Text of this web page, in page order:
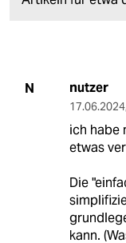
N nutzer
17.06.2024,
ich habe
etwas
Die
kann.